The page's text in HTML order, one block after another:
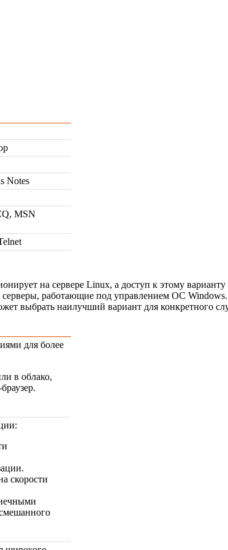
Notes
MSN
на сервере Linux, а доступ к этому варианту
работающие под управлением ОС
выбрать наилучший вариант для конкретного
для более
в облако,
.
скорости